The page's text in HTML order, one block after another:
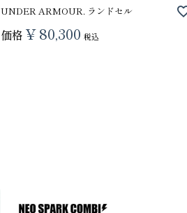
UNDER ARMOUR. ランドセル
価格 ¥80,300 税込